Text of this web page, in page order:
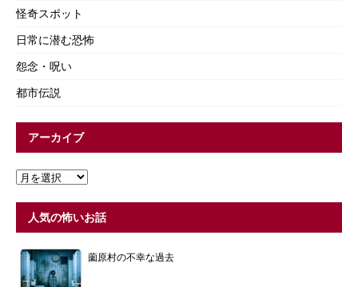
怪奇スポット
日常に潜む恐怖
怨念・呪い
都市伝説
アーカイブ
人気の怖いお話
薗原村の不幸な過去